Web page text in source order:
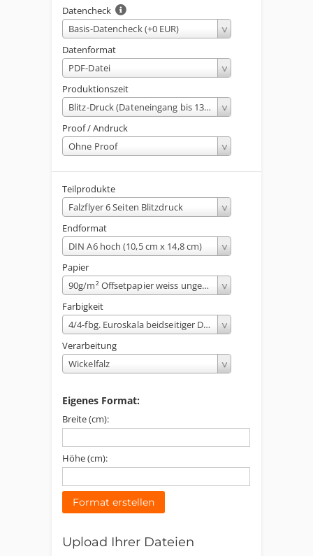
Datencheck
Basis-Datencheck (+0 EUR)
Datenformat
PDF-Datei
Produktionszeit
Blitz-Druck (Dateneingang bis 13 Uhr, fertigstellung am gleichen Werktag)
Proof / Andruck
Ohne Proof
Teilprodukte
Falzflyer 6 Seiten Blitzdruck
Endformat
DIN A6 hoch (10,5 cm x 14,8 cm)
Papier
90g/m² Offsetpapier weiss ungestrichen
Farbigkeit
4/4-fbg. Euroskala beidseitiger Druck
Verarbeitung
Wickelfalz
Eigenes Format:
Breite (cm):
Höhe (cm):
Format erstellen
Upload Ihrer Dateien